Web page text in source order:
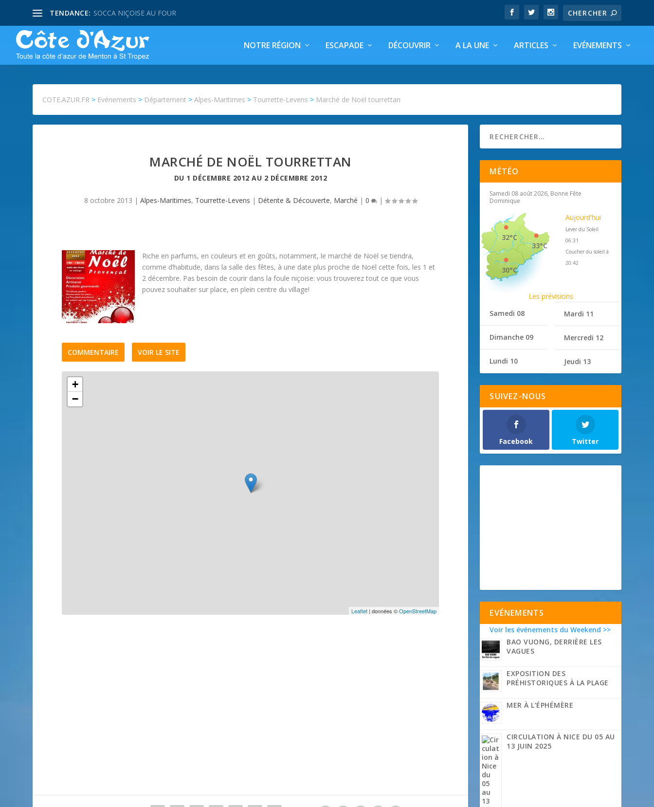
TENDANCE: SOCCA NIÇOISE AU FOUR
NOTRE RÉGION ESCAPADE DÉCOUVRIR A LA UNE ARTICLES EVÉNEMENTS
COTE.AZUR.FR > Evénements > Département >Alpes-Maritimes > Tourrette-Levens > Marché de Noël tourrettan
MARCHÉ DE NOËL TOURRETTAN
DU 1 DÉCEMBRE 2012 AU 2 DÉCEMBRE 2012
8 octobre 2013 | Alpes-Maritimes, Tourrette-Levens | Détente & Découverte, Marché | 0 |
Riche en parfums, en couleurs et en goûts, notamment, le marché de Noël se tiendra,
comme d’habitude, dans la salle des fêtes, à une date plus proche de Noël cette fois, les 1 et
2 décembre. Pas besoin de courir dans la foule niçoise: vous trouverez tout ce que vous
pouvez souhaiter sur place, en plein centre du village!
COMMENTAIRE VOIR LE SITE
+
−
Leaflet | données ©OpenStreetMap
MÉTÉO
Samedi 08 août 2026, Bonne Fête
Dominique
33°C
32°C
30°C
Aujourd'hui
Lever du Soleil
06:31
Coucher du soleil à
20:42
Les prévisions
Samedi 08
Dimanche 09
Lundi 10
Mardi 11
Mercredi 12
Jeudi 13
SUIVEZ-NOUS
Facebook Twitter
EVÉNEMENTS
Voir les événements du Weekend >>
BAO VUONG, DERRIÈRE LES
VAGUES
EXPOSITION DES
PRÉHISTORIQUES À LA PLAGE
MER À L’ÉPHÉMÈRE
CIRCULATION À NICE DU 05 AU
13 JUIN 2025